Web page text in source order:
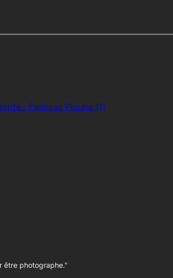
: Falaises Plouha (1)
être photographe."